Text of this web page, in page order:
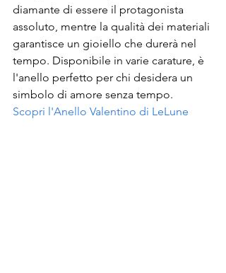
diamante di essere il protagonista
assoluto, mentre la qualità dei materiali
garantisce un gioiello che durerà nel
tempo. Disponibile in varie carature, è
l'anello perfetto per chi desidera un
simbolo di amore senza tempo.
Scopri l'Anello Valentino di LeLune